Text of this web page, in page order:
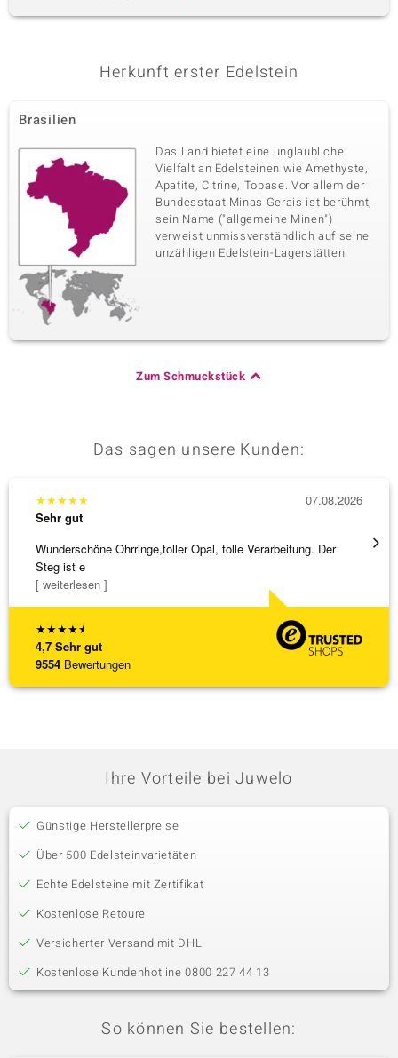
Herkunft erster Edelstein
Brasilien
Das Land bietet eine unglaubliche
Vielfalt an Edelsteinen wie Amethyste,
Apatite, Citrine, Topase. Vor allem der
Bundesstaat Minas Gerais ist berühmt,
sein Name ("allgemeine Minen")
verweist unmissverständlich auf seine
unzähligen Edelstein-Lagerstätten.
Zum Schmuckstück
Das sagen unsere Kunden:
★★★★★
4,7 Sehr gut
9554 Bewertungen
★★★★★
Sehr gut
Wunderschöne Ohrringe,toller Opal, tolle Verarbeitung. Der
Steg ist e
[ weiterlesen ]
07.08.2026
Die
Ihre Vorteile bei Juwelo
Günstige Herstellerpreise
Über 500 Edelsteinvarietäten
Echte Edelsteine mit Zertifikat
Kostenlose Retoure
Versicherter Versand mit DHL
Kostenlose Kundenhotline 0800 227 44 13
So können Sie bestellen: